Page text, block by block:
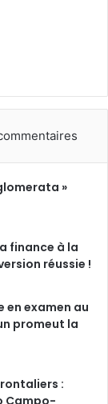
»
finance à la
réussie !
en examen au
promeut la
:
Campo-